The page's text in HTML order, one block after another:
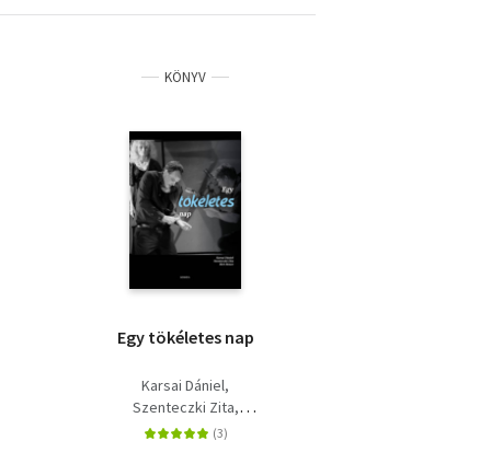
KÖNYV
Egy tökéletes nap
Karsai Dániel
Szenteczki Zita
Bíró Bence